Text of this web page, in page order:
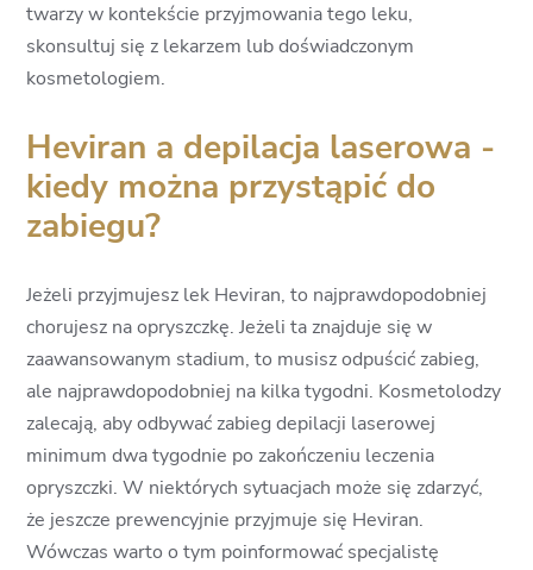
twarzy w kontekście przyjmowania tego leku,
skonsultuj się z lekarzem lub doświadczonym
kosmetologiem.
Heviran a depilacja laserowa -
kiedy można przystąpić do
zabiegu?
Jeżeli przyjmujesz lek Heviran, to najprawdopodobniej
chorujesz na opryszczkę. Jeżeli ta znajduje się w
zaawansowanym stadium, to musisz odpuścić zabieg,
ale najprawdopodobniej na kilka tygodni. Kosmetolodzy
zalecają, aby odbywać zabieg depilacji laserowej
minimum dwa tygodnie po zakończeniu leczenia
opryszczki. W niektórych sytuacjach może się zdarzyć,
że jeszcze prewencyjnie przyjmuje się Heviran.
Wówczas warto o tym poinformować specjalistę